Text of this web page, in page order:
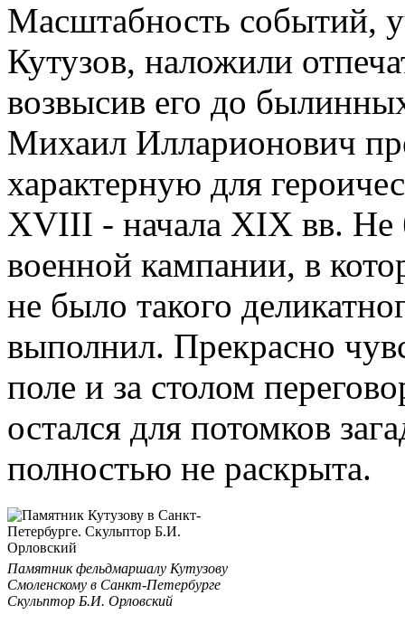
Масштабность событий,
Кутузов, наложили
возвысив его до
Михаил Илларионович
характерную для
XVIII - начала XIX вв. Не
военной кампании, в
не было такого
выполнил. Прекрасно
поле и за столом
остался для потомков
полностью не раскрыта.
Памятник фельдмаршалу Кутузову
Смоленскому в Санкт-Петербурге
Скульптор Б.И. Орловский